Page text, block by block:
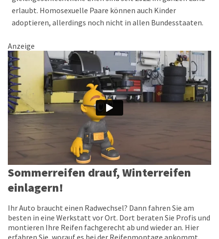
erlaubt. Homosexuelle Paare können auch Kinder
adoptieren, allerdings noch nicht in allen Bundesstaaten.
Anzeige
Sommerreifen drauf, Winterreifen
einlagern!
Ihr Auto braucht einen Radwechsel? Dann fahren Sie am
besten in eine Werkstatt vor Ort. Dort beraten Sie Profis und
montieren Ihre Reifen fachgerecht ab und wieder an. Hier
erfahren Sie, worauf es bei der Reifenmontage ankommt.